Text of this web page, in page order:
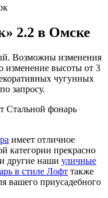
2.2 в Омске
Возможны изменения
высоты от 3
чугунных
запросу.
Стальной фонарь
имеет отличное
категории прекрасно
другие наши уличные
в стиле Лофт также
вашего приусадебного